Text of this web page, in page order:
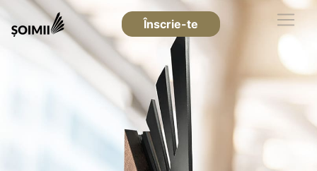
Înscrie-te